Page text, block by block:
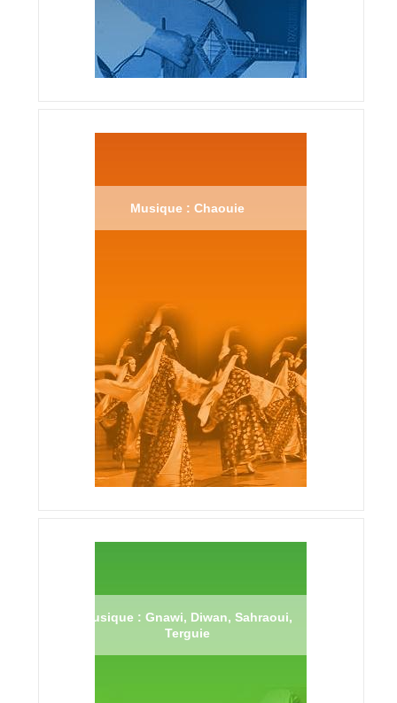
Musique : Chaouie
Musique : Gnawi, Diwan, Sahraoui,
Terguie